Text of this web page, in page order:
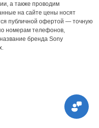
а также проводим
на сайте цены носят
публичной офертой — точную
номерам телефонов,
бренда Sony